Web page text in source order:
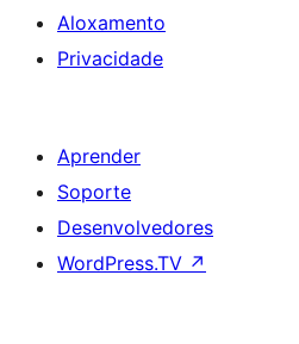
Aloxamento
Privacidade
Aprender
Soporte
Desenvolvedores
WordPress.TV ↗